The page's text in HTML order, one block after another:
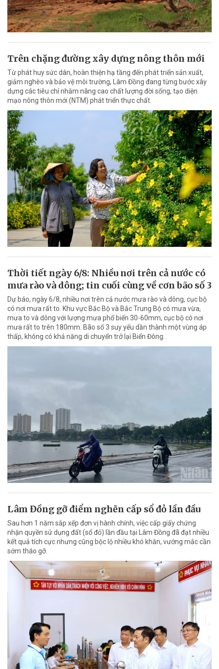
Trên chặng đường xây dựng nông thôn mới
Từ phát huy sức dân, hoàn thiện hạ tầng đến phát triển sản xuất,
giảm nghèo và bảo vệ môi trường, Lâm Đồng đang từng bước xây
dựng các tiêu chí nhằm nâng cao chất lượng đời sống, tạo diện
mạo nông thôn mới (NTM) phát triển thực chất.
Thời tiết ngày 6/8: Nhiều nơi trên cả nước có
mưa rào và dông; tin cuối cùng về cơn bão số 3
Dự báo, ngày 6/8, nhiều nơi trên cả nước mưa rào và dông, cục bộ
có nơi mưa rất to. Khu vực Bắc Bộ và Bắc Trung Bộ có mưa vừa,
mưa to và dông với lượng mưa phổ biến 30-60mm, cục bộ có nơi
mưa rất to trên 180mm. Bão số 3 suy yếu dần thành một vùng áp
thấp, không có khả năng di chuyển trở lại Biển Đông.
Lâm Đồng gỡ điểm nghẽn cấp sổ đỏ lần đầu
Sau hơn 1 năm sắp xếp đơn vị hành chính, việc cấp giấy chứng
nhận quyền sử dụng đất (sổ đỏ) lần đầu tại Lâm Đồng đã đạt nhiều
kết quả tích cực nhưng cũng bộc lộ nhiều khó khăn, vướng mắc cần
sớm tháo gỡ.